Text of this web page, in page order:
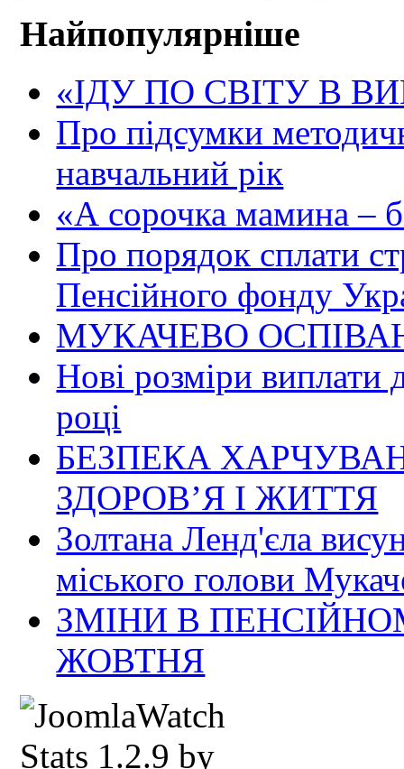
Найпопулярніше
«ІДУ ПО СВІТУ В
Про підсумки
навчальний рік
«А сорочка мамина –
Про порядок сплати
Пенсійного фонду
МУКАЧЕВО
Нові розміри виплати
році
БЕЗПЕКА
ЗДОРОВ’Я І ЖИТТЯ
Золтана Ленд'єла
міського голови
ЗМІНИ В
ЖОВТНЯ